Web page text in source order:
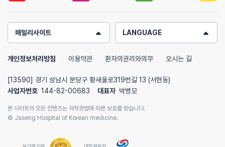
패밀리사이트 LANGUAGE
개인정보처리방침 이용약관 환자의권리와의무 오시는 길
[13590] 경기 성남시 분당구 황새울로319번길 13 (서현동)
사업자번호 144-82-00683 대표자 박병모
본 사이트의 모든 컨텐츠는 저작권법에 따른 보호를 받습니다.
© Jaseng Hospital of Korean medicine.
보건복지부 대한체육회